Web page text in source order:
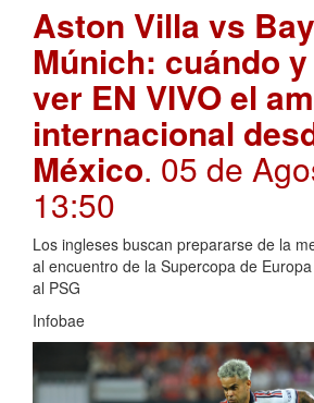
Aston Villa vs
Múnich: cuándo
ver EN VIVO el
internacional
México. 05 de
13:50
Los ingleses buscan prepararse de la
al encuentro de la Supercopa de
al PSG
Infobae